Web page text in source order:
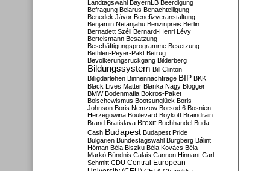
Landtagswahl BayernLB Beerdigung
Befragung Belarus Benachteiligung
Benedek Jávor Benefizveranstaltung
Benjamin Netanjahu Benzinpreis Berlin
Bernadett Széll Bernard-Henri Lévy
Bertelsmann Besatzung
Beschäftigungsprogramme Besetzung
Bethlen-Peyer-Pakt Betrug
Bevölkerungsrückgang Bilderberg
Bildungssystem Bill Clinton
Billigdarlehen Binnennachfrage BIP BKK
Black Lives Matter Blanka Nagy Blogger
BMW Bodenmafia Bokros-Paket
Bolschewismus Bootsunglück Boris
Johnson Boris Nemzow Borsod 6 Bosnien-
Herzegowina Boulevard Boykott Braindrain
Brand Bratislava Brexit Buchhandel Buda-
Cash Budapest Budapest Pride
Bulgarien Bundestagswahl Burgberg Bálint
Hóman Béla Biszku Béla Kovács Béla
Markó Bündnis Calais Cannon Hinnant Carl
Schmitt CDU Central European